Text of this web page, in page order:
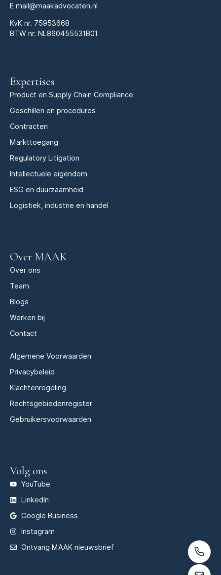
E mail@maakadvocaten.nl
KvK nr. 75953668
BTW nr. NL860455531B01
Expertises
Product en Supply Chain Compliance
Geschillen en procedures
Contracten
Markttoegang
Regulatory Litigation
Intellectuele eigendom
ESG en duurzaamheid
Logistiek, industrie en handel
Over MAAK
Over ons
Team
Blogs
Werken bij
Contact
Algemene Voorwaarden
Privacybeleid
Klachtenregeling
Rechtsgebiedenregister
Gebruikersvoorwaarden
Volg ons
YouTube
LinkedIn
Google Business
Instagram
Ontvang MAAK nieuwsbrief